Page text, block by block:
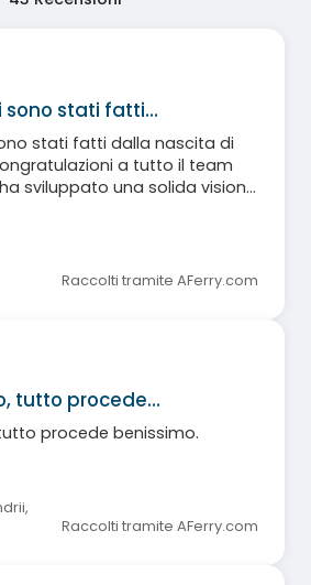
sono stati fatti…
stati fatti dalla nascita di
a tutto il team
sviluppato una solida visione
Ottimo lavoro!
Raccolti tramite AFerry.com
tutto procede…
procede benissimo.
,
Raccolti tramite AFerry.com